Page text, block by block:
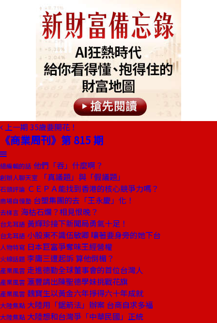
上一期 35歲要開花！
《商業周刊》第 815 期
總編輯的話 他們「吞」什麼啊？
創辦人聊天室 「真議題」與「假議題」
石頭評論 ＣＥＰＡ能找到香港的核心競爭力嗎？
商場自慢塾 台塑集團的去「王永慶」化！
去梯言 海枯石爛？相見恨晚？
台北耳語 黃輝珍接下新聞局勇氣十足！
台北耳語 小股東不識伍敏卿 嚷著要身旁的她下台
人物特寫 日本巨富爭奪味王經營權
火線話題 李庸三遭起訴 算他倒楣？
產業風雲 走進德勤全球董事會的首位台灣人
產業風雲 滙豐請出陳聖德學妹挑戰花旗
產業風雲 魏寶生以黃金六年掙得六十年成就
大陸焦點 大陸用「鋸箭法」辦案 台商自求多福
大陸焦點 大陸想和台灣爭「中華民國」正統